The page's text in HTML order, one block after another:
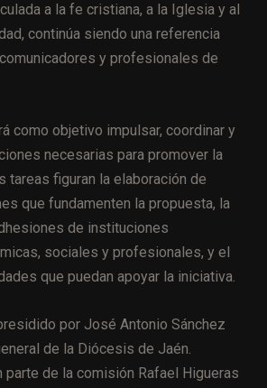
a la fe cristiana, a la Iglesia y al
continúa siendo una referencia
y profesionales de
como objetivo impulsar, coordinar y
necesarias para promover la
tareas figuran la elaboración de
que fundamenten la propuesta, la
de instituciones
sociales y profesionales, y el
que puedan apoyar la iniciativa.
por José Antonio Sánchez
de la Diócesis de Jaén.
parte de la comisión Rafael Higueras